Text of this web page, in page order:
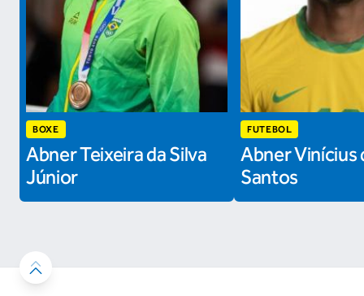
BOXE
Abner Teixeira da Silva
Júnior
FUTEBOL
Abner Vinícius
Santos